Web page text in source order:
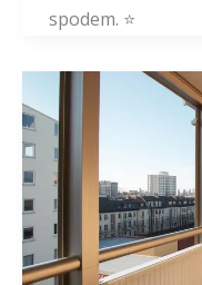
spodem. ⭐